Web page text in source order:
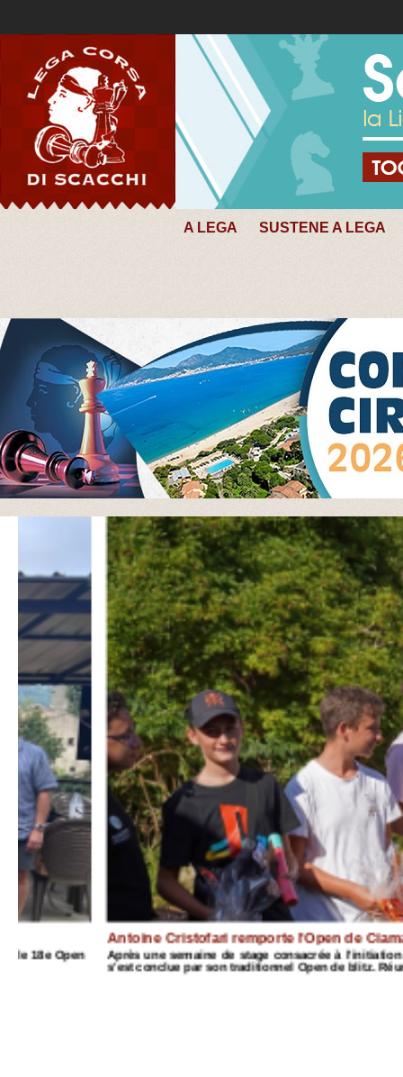
A LEGA SUSTENE A LEGA
Antoine Cristofari remporte l'Open de Ciamannacce
Après une semaine de stage consacrée à l'initiation et au
s'est conclue par son traditionnel Open de blitz. Réunissant 42